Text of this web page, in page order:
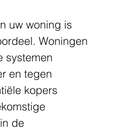
uw woning is
Woningen
systemen
en tegen
kopers
de